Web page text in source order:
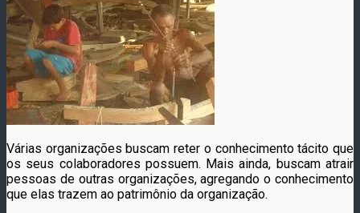
Várias organizações buscam reter o conhecimento tácito que
os seus colaboradores possuem. Mais ainda, buscam atrair
pessoas de outras organizações, agregando o conhecimento
que elas trazem ao patrimônio da organização.